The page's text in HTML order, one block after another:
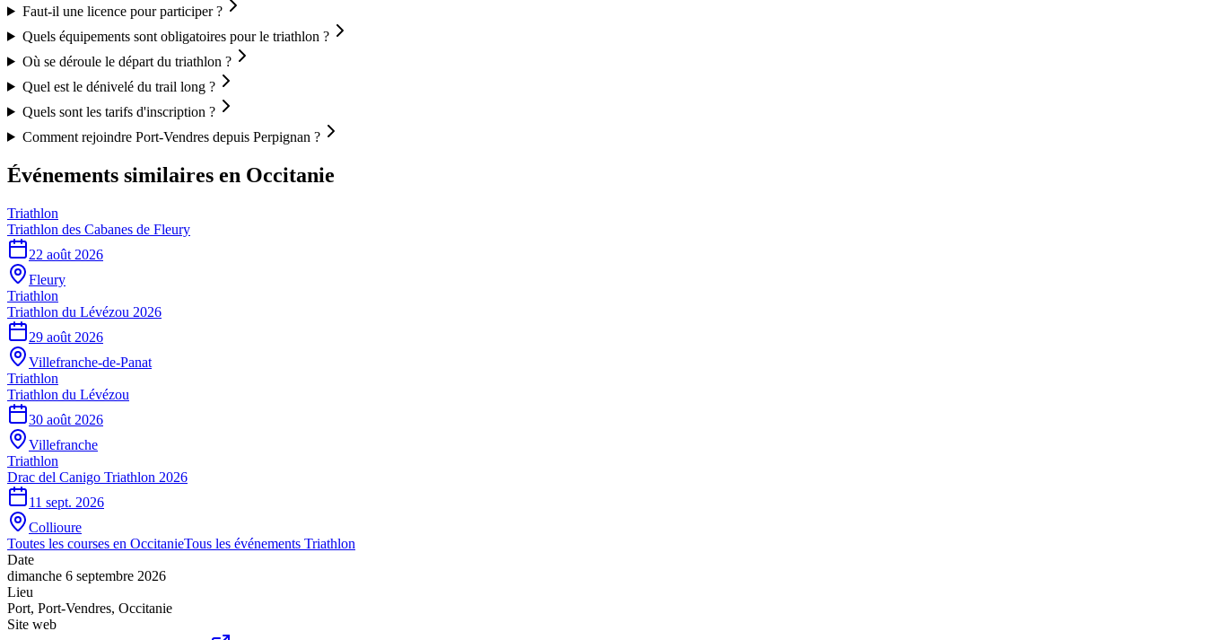
Faut-il une licence pour participer ?
Quels équipements sont obligatoires pour le triathlon ?
Où se déroule le départ du triathlon ?
Quel est le dénivelé du trail long ?
Quels sont les tarifs d'inscription ?
Comment rejoindre Port-Vendres depuis Perpignan ?
Événements similaires en Occitanie
Triathlon
Triathlon des Cabanes de Fleury
22 août 2026
Fleury
Triathlon
Triathlon du Lévézou 2026
29 août 2026
Villefranche-de-Panat
Triathlon
Triathlon du Lévézou
30 août 2026
Villefranche
Triathlon
Drac del Canigo Triathlon 2026
11 sept. 2026
Collioure
Toutes les courses en OccitanieTous les événements Triathlon
Date
dimanche 6 septembre 2026
Lieu
Port, Port-Vendres, Occitanie
Site web